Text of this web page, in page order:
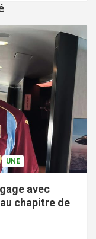
UNE
avec
chapitre de